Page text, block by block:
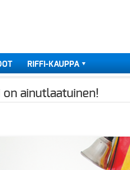
RIFFI-KAUPPA
on ainutlaatuinen!